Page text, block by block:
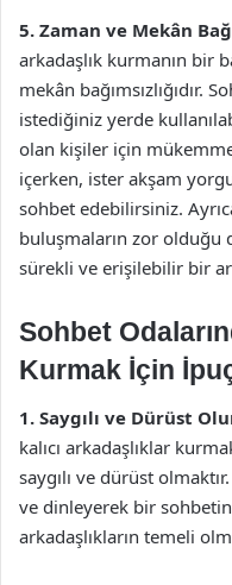
5. Zaman ve Mekân
arkadaşlık kurmanın bir
mekân bağımsızlığıdır.
istediğiniz yerde
olan kişiler için
içerken, ister akşam
sohbet edebilirsiniz.
buluşmaların zor olduğu
sürekli ve erişilebilir bir
Sohbet
Kurmak İçin
1. Saygılı ve Dürüst
kalıcı arkadaşlıklar
saygılı ve dürüst
ve dinleyerek bir sohbetin
arkadaşlıkların temeli